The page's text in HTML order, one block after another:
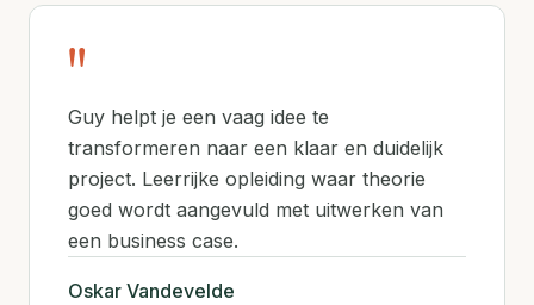
"
Guy helpt je een vaag idee te
transformeren naar een klaar en duidelijk
project. Leerrijke opleiding waar theorie
goed wordt aangevuld met uitwerken van
een business case.
Oskar Vandevelde